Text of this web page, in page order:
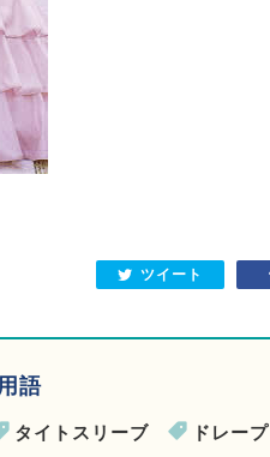
ツイート
語
タイトスリーブ ドレープ